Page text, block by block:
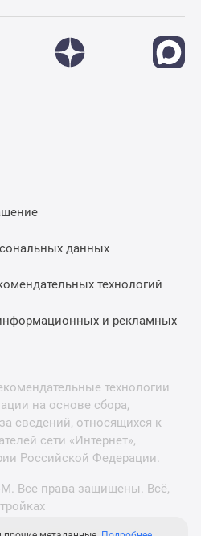
данных
технологий
и рекламных
технологии
на основе сбора,
сведений, относящихся к
сети «Интернет»,
Российской Федерации.
Все права защищены. Всё,